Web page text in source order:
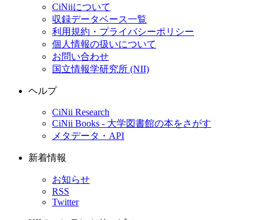
CiNiiについて
収録データベース一覧
利用規約・プライバシーポリシー
個人情報の扱いについて
お問い合わせ
国立情報学研究所 (NII)
ヘルプ
CiNii Research
CiNii Books - 大学図書館の本をさがす
メタデータ・API
新着情報
お知らせ
RSS
Twitter